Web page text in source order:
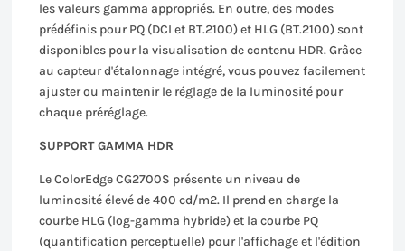
les valeurs gamma appropriés. En outre, des modes
prédéfinis pour PQ (DCI et BT.2100) et HLG (BT.2100) sont
disponibles pour la visualisation de contenu HDR. Grâce
au capteur d'étalonnage intégré, vous pouvez facilement
ajuster ou maintenir le réglage de la luminosité pour
chaque préréglage.
SUPPORT GAMMA HDR
Le ColorEdge CG2700S présente un niveau de
luminosité élevé de 400 cd/m2. Il prend en charge la
courbe HLG (log-gamma hybride) et la courbe PQ
(quantification perceptuelle) pour l'affichage et l'édition